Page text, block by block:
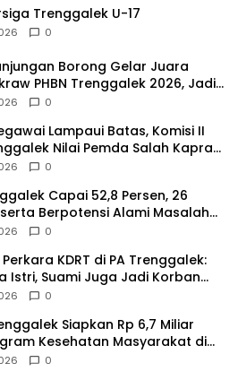
Trenggalek U-17
0
Borong Gelar Juara
PHBN Trenggalek 2026, Jadi
POPDA Jatim
0
Lampaui Batas, Komisi II
Nilai Pemda Salah Kaprah
0
Capai 52,8 Persen, 26
Berpotensi Alami Masalah
0
KDRT di PA Trenggalek:
Istri, Suami Juga Jadi Korban
0
Siapkan Rp 6,7 Miliar
Kesehatan Masyarakat di
0